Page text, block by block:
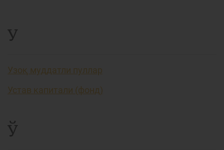
У
Узоқ муддатли пуллар
Устав капитали (фонд)
Ў